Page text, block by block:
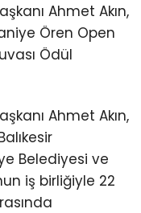
Ahmet Akın,
Ören Open
Ödül
Ahmet Akın,
Belediyesi ve
iş birliğiyle 22